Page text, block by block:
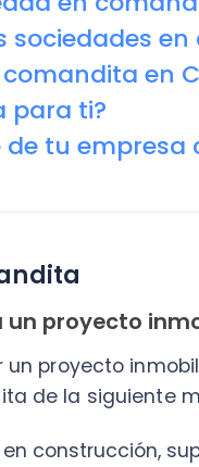
inmobiliario
inmobiliario
la siguiente manera:
mediante
su patrimonio más